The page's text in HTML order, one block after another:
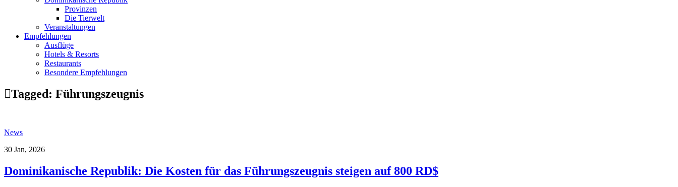
Provinzen
Die Tierwelt
Veranstaltungen
Empfehlungen
Ausflüge
Hotels & Resorts
Restaurants
Besondere Empfehlungen
Tagged: Führungszeugnis
News
30 Jan, 2026
Dominikanische Republik: Die Kosten für das Führungszeugnis steigen auf 800 RD$